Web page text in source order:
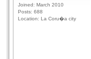
Joined: March 2010
Posts: 688
Location: La Coru�a city